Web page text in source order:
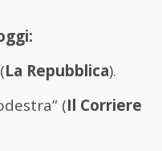
La Repubblica).
(Il Corriere